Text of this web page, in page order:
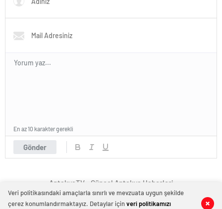
0 0
Gönder
En az 10 karakter gerekli
AntakyaTV - Güncel Antakya Haberleri
Veri politikasındaki amaçlarla sınırlı ve mevzuata uygun şekilde
çerez konumlandırmaktayız. Detaylar içinveri politikamızı